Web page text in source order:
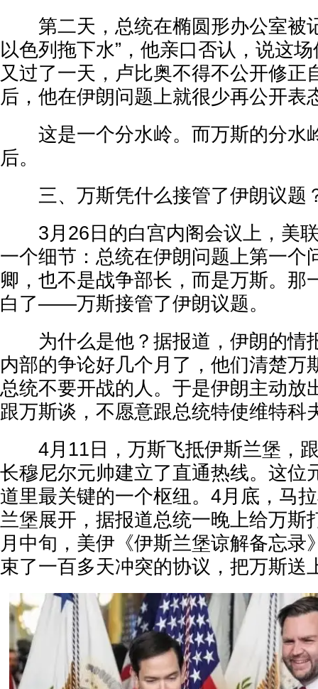
第二天，总统在椭圆形办公室被
以色列拖下水”，他亲口否认，说这
又过了一天，卢比奥不得不公开修正
后，他在伊朗问题上就很少再公开表
这是一个分水岭。而万斯的分水
后。
三、万斯凭什么接管了伊朗议题
3月26日的白宫内阁会议上，美联
一个细节：总统在伊朗问题上第一个
卿，也不是战争部长，而是万斯。那
白了——万斯接管了伊朗议题。
为什么是他？据报道，伊朗的情
内部的争论好几个月了，他们清楚万
总统不要开战的人。于是伊朗主动放
跟万斯谈，不愿意跟总统特使维特科
4月11日，万斯飞抵伊斯兰堡，跟
长穆尼尔元帅建立了直通热线。这位
道里最关键的一个枢纽。4月底，马
兰堡展开，据报道总统一晚上给万斯
月中旬，美伊《伊斯兰堡谅解备忘录
束了一百多天冲突的协议，把万斯送